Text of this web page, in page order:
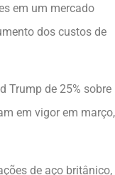
em um mercado
dos custos de
Trump de 25% sobre
em vigor em março,
de aço britânico,